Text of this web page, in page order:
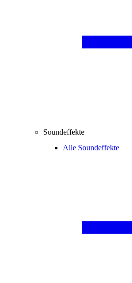
Soundeffekte
Alle Soundeffekte